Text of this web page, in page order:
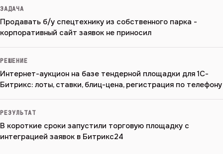
ЗАДАЧА
Продавать б/у спецтехнику из собственного парка -
корпоративный сайт заявок не приносил
РЕШЕНИЕ
Интернет-аукцион на базе тендерной площадки для 1С-
Битрикс: лоты, ставки, блиц-цена, регистрация по телефону
РЕЗУЛЬТАТ
В короткие сроки запустили торговую площадку с
интеграцией заявок в Битрикс24